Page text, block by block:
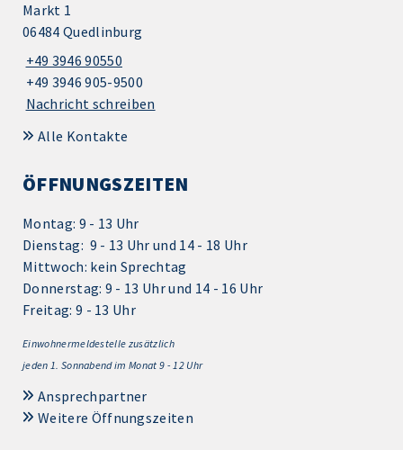
Markt 1
06484 Quedlinburg
+49 3946 90550
+49 3946 905-9500
Nachricht schreiben
Alle Kontakte
ÖFFNUNGSZEITEN
Montag: 9 - 13 Uhr
Dienstag: 9 - 13 Uhr und 14 - 18 Uhr
Mittwoch: kein Sprechtag
Donnerstag: 9 - 13 Uhr und 14 - 16 Uhr
Freitag: 9 - 13 Uhr
Einwohnermeldestelle zusätzlich
jeden 1. Sonnabend im Monat 9 - 12 Uhr
Ansprechpartner
Weitere Öffnungszeiten